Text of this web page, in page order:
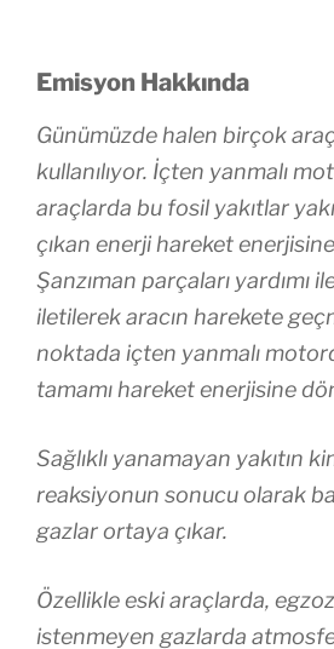
Emisyon Hakkında
Günümüzde halen birçok
kullanılıyor. İçten yanmalı
araçlarda bu fosil yakıtlar
çıkan enerji hareket
Şanzıman parçaları yardımı
iletilerek aracın harekete
noktada içten yanmalı
tamamı hareket enerjisine
Sağlıklı yanamayan yakıtın
reaksiyonun sonucu olarak
gazlar ortaya çıkar.
Özellikle eski araçlarda,
istenmeyen gazlarda